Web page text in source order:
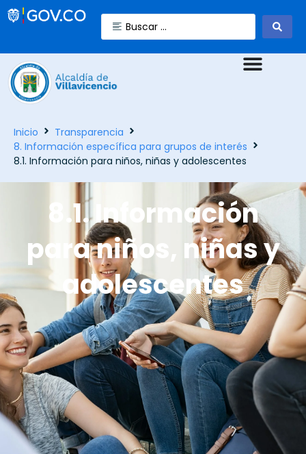
Inicio
Transparencia
8. Información específica para grupos de interés
8.1. Información para niños, niñas y adolescentes
8.1. Información
para niños, niñas y
adolescentes